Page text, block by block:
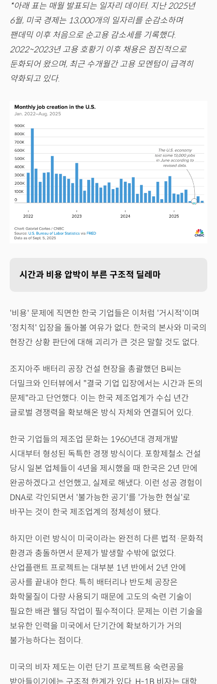
*아래 표는 매월 발표되는 일자리 데이터. 지난 2025년
6월, 미국 경제는 13,000개의 일자리를 순감소하며
팬데믹 이후 처음으로 순고용 감소세를 기록했다.
2022~2023년 고용 호황기 이후 채용은 점진적으로
둔화되어 왔으며, 최근 수개월간 고용 모멘텀이 급격히
약화되고 있다.
시간과 비용 압박이 부른 구조적 딜레마
'비용' 문제에 직면한 한국 기업들은 이처럼 '거시적'이며
'정치적' 입장을 돌아볼 여유가 없다. 한국의 본사와 미국의
현장간 상황 판단에 대해 괴리가 큰 것은 말할 것도 없다.
조지아주 배터리 공장 건설 현장을 총괄했던 B씨는
더밀크와 인터뷰에서 "결국 기업 입장에서는 시간과 돈의
문제"라고 단언했다. 이는 한국 제조업계가 수십 년간
글로벌 경쟁력을 확보해온 방식 자체와 연결되어 있다.
한국 기업들의 제조업 문화는 1960년대 경제개발
시대부터 형성된 독특한 경쟁 방식이다. 포항제철소 건설
당시 일본 업체들이 4년을 제시했을 때 한국은 2년 만에
완공하겠다고 선언했고, 실제로 해냈다. 이런 성공 경험이
DNA로 각인되면서 '불가능한 공기'를 '가능한 현실'로
바꾸는 것이 한국 제조업계의 정체성이 됐다.
하지만 이런 방식이 미국이라는 완전히 다른 법적·문화적
환경과 충돌하면서 문제가 발생할 수밖에 없었다.
산업플랜트 프로젝트는 대부분 1년 반에서 2년 안에
공사를 끝내야 한다. 특히 배터리나 반도체 공장은
화학물질이 다량 사용되기 때문에 고도의 숙련 기술이
필요한 배관 웰딩 작업이 필수적이다. 문제는 이런 기술을
보유한 인력을 미국에서 단기간에 확보하기가 거의
불가능하다는 점이다.
미국의 비자 제도는 이런 단기 프로젝트용 숙련공을
받아들이기에는 구조적 한계가 있다. H-1B 비자는 대학